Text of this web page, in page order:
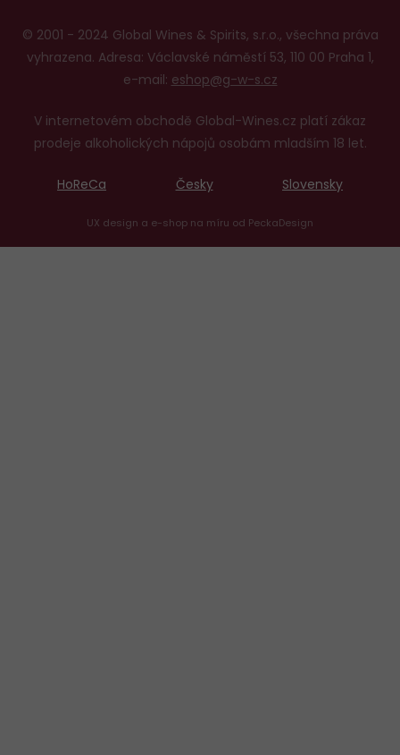
© 2001 - 2024 Global Wines & Spirits, s.r.o., všechna práva
vyhrazena. Adresa: Václavské náměstí 53, 110 00 Praha 1,
e-mail: eshop@g-w-s.cz
V internetovém obchodě Global-Wines.cz platí zákaz
prodeje alkoholických nápojů osobám mladším 18 let.
HoReCa Česky Slovensky
UX design a e-shop na míru od PeckaDesign